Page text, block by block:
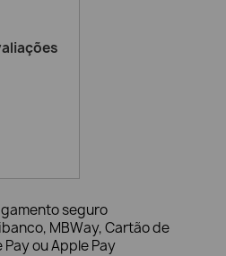
seguro
MBWay, Cartão de
ou Apple Pay